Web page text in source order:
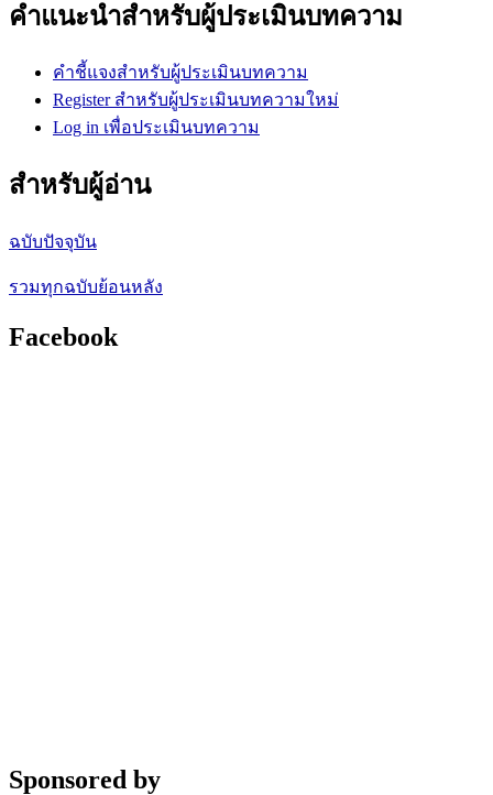
คำแนะนำสำหรับผู้ประเมินบทความ
คำชี้แจงสำหรับผู้ประเมินบทความ
Register สำหรับผู้ประเมินบทความใหม่
Log in เพื่อประเมินบทความ
สำหรับผู้อ่าน
ฉบับปัจจุบัน
รวมทุกฉบับย้อนหลัง
Facebook
Sponsored by